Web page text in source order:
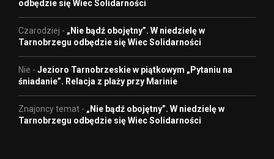
odbędzie się Wiec Solidarności
Czarodziej - „Nie bądź obojętny”. W niedzielę w
Tarnobrzegu odbędzie się Wiec Solidarności
Nie - Jezioro Tarnobrzeskie w piątkowym „Pytaniu na
śniadanie”. Relacja z plaży przy Marinie
Znajoncy temat - „Nie bądź obojętny”. W niedzielę w
Tarnobrzegu odbędzie się Wiec Solidarności